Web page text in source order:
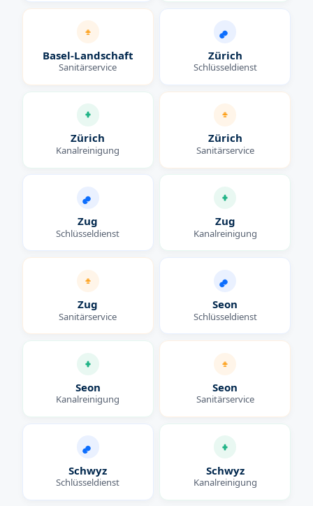
Basel-Landschaft
Sanitärservice
Zürich
Schlüsseldienst
Zürich
Kanalreinigung
Zürich
Sanitärservice
Zug
Schlüsseldienst
Zug
Kanalreinigung
Zug
Sanitärservice
Seon
Schlüsseldienst
Seon
Kanalreinigung
Seon
Sanitärservice
Schwyz
Schlüsseldienst
Schwyz
Kanalreinigung